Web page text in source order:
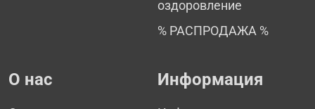
оздоровление
% РАСПРОДАЖА %
О нас Информация